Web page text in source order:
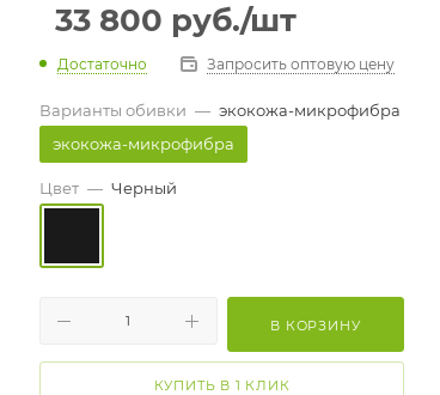
33 800 руб./шт
Достаточно Запросить оптовую цену
Варианты обивки — экокожа-микрофибра
экокожа-микрофибра
Цвет — Черный
В КОРЗИНУ
КУПИТЬ В 1 КЛИК